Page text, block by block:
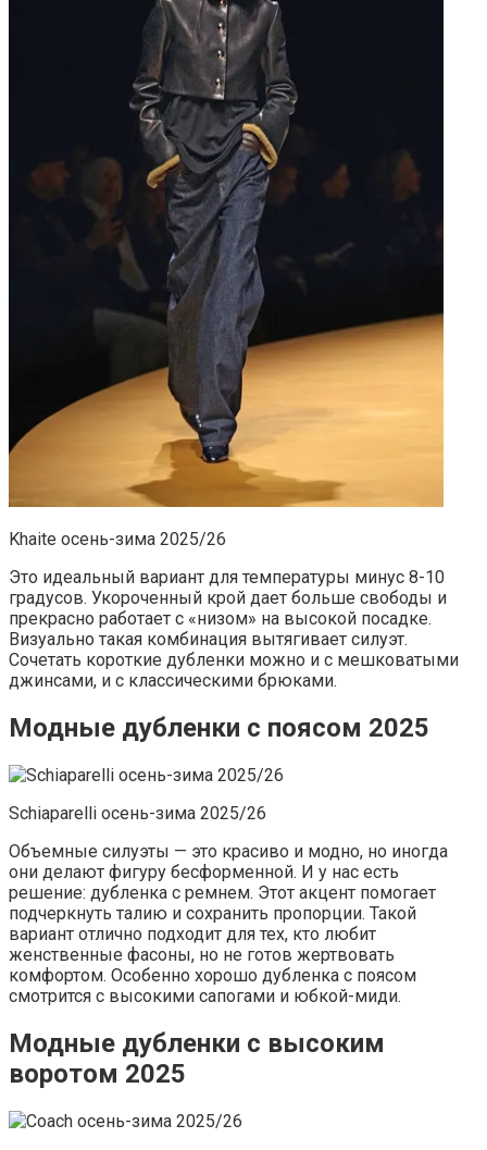
Khaite осень-зима 2025/26
Это идеальный вариант для температуры минус 8-10
градусов. Укороченный крой дает больше свободы и
прекрасно работает с «низом» на высокой посадке.
Визуально такая комбинация вытягивает силуэт.
Сочетать короткие дубленки можно и с мешковатыми
джинсами, и с классическими брюками.
Модные дубленки с поясом 2025
Schiaparelli осень-зима 2025/26
Объемные силуэты — это красиво и модно, но иногда
они делают фигуру бесформенной. И у нас есть
решение: дубленка с ремнем. Этот акцент помогает
подчеркнуть талию и сохранить пропорции. Такой
вариант отлично подходит для тех, кто любит
женственные фасоны, но не готов жертвовать
комфортом. Особенно хорошо дубленка с поясом
смотрится с высокими сапогами и юбкой-миди.
Модные дубленки с высоким
воротом 2025